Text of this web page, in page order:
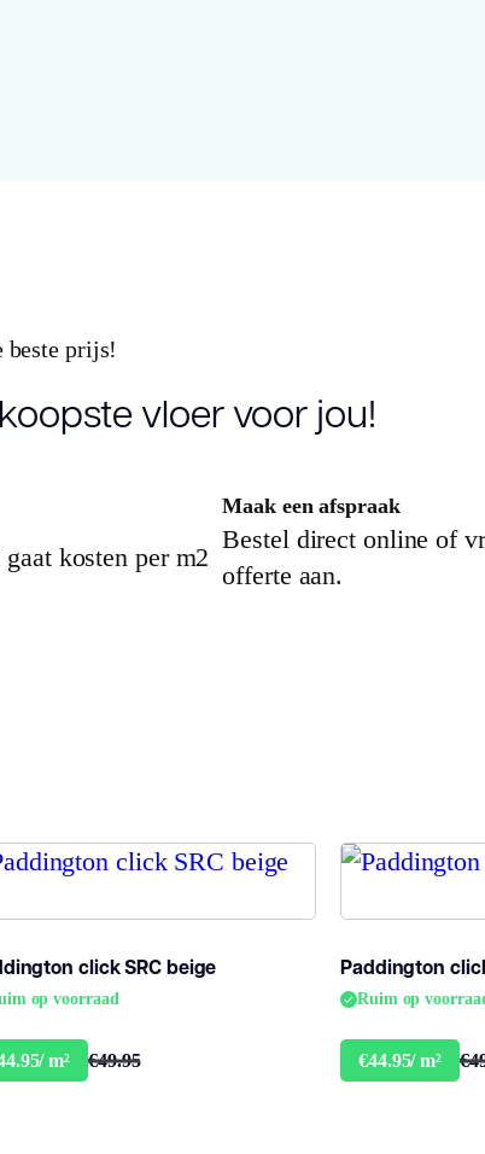
(mm)
0.55
V groef 4V
Antistatisch Ja
Montage
Type click
prijs!
vloer voor jou!
kosten per m2
Maak een afspraak
Bestel direct online of
offerte aan.
click SRC beige
op voorraad
m² €49.95
Paddington
Ruim op
€44.95/ m²